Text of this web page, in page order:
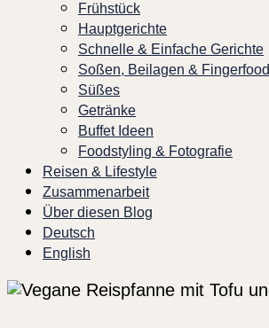
Frühstück
Hauptgerichte
Schnelle & Einfache Gerichte
Soßen, Beilagen & Fingerfood
Süßes
Getränke
Buffet Ideen
Foodstyling & Fotografie
Reisen & Lifestyle
Zusammenarbeit
Über diesen Blog
Deutsch
English